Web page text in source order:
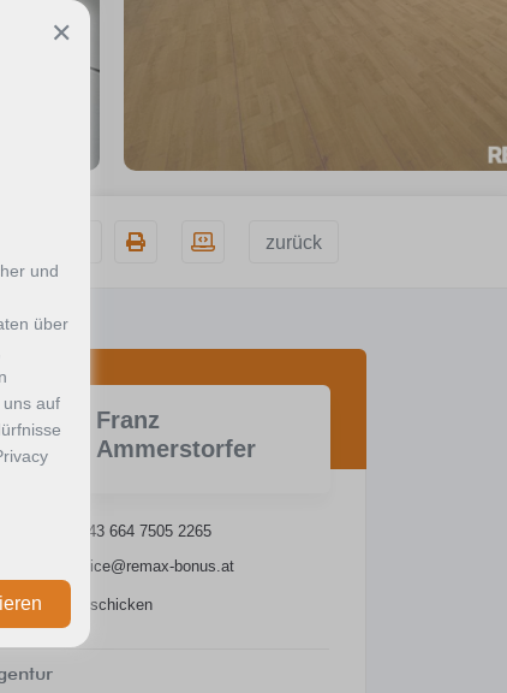
zurück
Franz
Ammerstorfer
+43 664 7505 2265
office@remax-bonus.at
Nachricht schicken
✕
und
über
auf